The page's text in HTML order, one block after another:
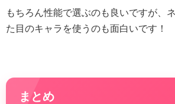
もちろん性能で選ぶのも良いですが、
た目のキャラを使うのも面白いです！
まとめ